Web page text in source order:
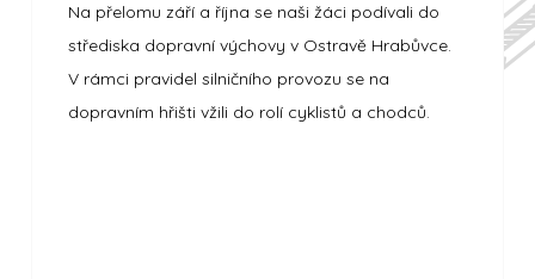
Na přelomu září a října se naši žáci podívali do
střediska dopravní výchovy v Ostravě Hrabůvce.
V rámci pravidel silničního provozu se na
dopravním hřišti vžili do rolí cyklistů a chodců.